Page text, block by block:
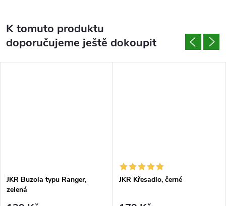
K tomuto produktu
doporučujeme ještě dokoupit
JKR Buzola typu Ranger,
zelená
JKR Křesadlo, černé